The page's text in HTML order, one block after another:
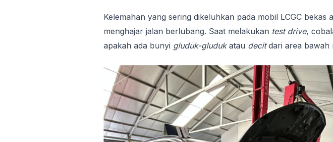
Kelemahan yang sering dikeluhkan pada mobil LCGC bekas
menghajar jalan berlubang. Saat melakukan test drive,
apakah ada bunyi gluduk-gludukatau decitdari area bawah